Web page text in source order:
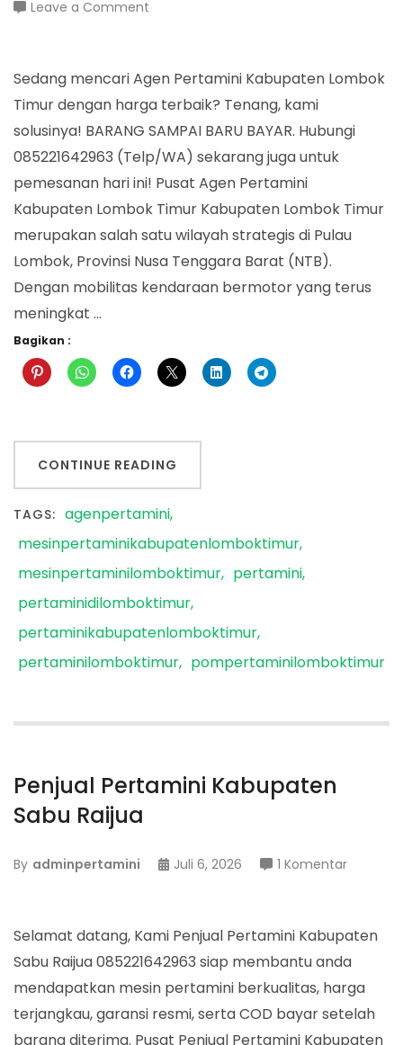
Leave a Comment
Kabupaten
Lombok
Timur
Sedang mencari Agen Pertamini Kabupaten Lombok
Timur dengan harga terbaik? Tenang, kami
solusinya! BARANG SAMPAI BARU BAYAR. Hubungi
085221642963 (Telp/WA) sekarang juga untuk
pemesanan hari ini! Pusat Agen Pertamini
Kabupaten Lombok Timur Kabupaten Lombok Timur
merupakan salah satu wilayah strategis di Pulau
Lombok, Provinsi Nusa Tenggara Barat (NTB).
Dengan mobilitas kendaraan bermotor yang terus
meningkat …
Bagikan :
CONTINUE READING
TAGS: agenpertamini
mesinpertaminikabupatenlomboktimur
mesinpertaminilomboktimur
pertamini
pertaminidilomboktimur
pertaminikabupatenlomboktimur
pertaminilomboktimur
pompertaminilomboktimur
Penjual Pertamini Kabupaten
Sabu Raijua
By adminpertamini Juli 6, 2026 1 Komentarpada
Sabu
Raijua
Selamat datang, Kami Penjual Pertamini Kabupaten
Sabu Raijua 085221642963 siap membantu anda
mendapatkan mesin pertamini berkualitas, harga
terjangkau, garansi resmi, serta COD bayar setelah
barang diterima. Pusat Penjual Pertamini Kabupaten